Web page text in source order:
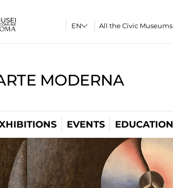
All the Civic Museums
MODERNA
EVENTS EDUCATION